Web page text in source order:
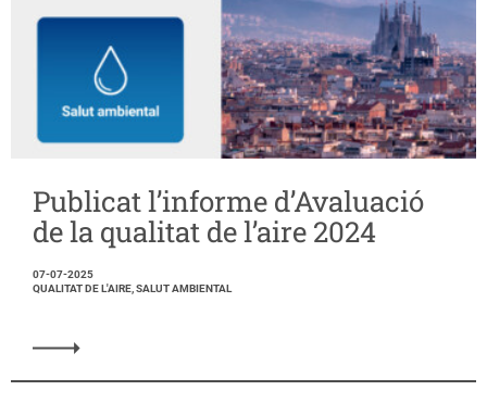
Publicat l’informe d’Avaluació
de la qualitat de l’aire 2024
07-07-2025
QUALITAT DE L'AIRE, SALUT AMBIENTAL